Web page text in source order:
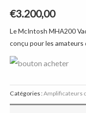
€3.200,00
Le McIntosh MHA200
conçu pour les amateurs
Catégories :Amplificateurs